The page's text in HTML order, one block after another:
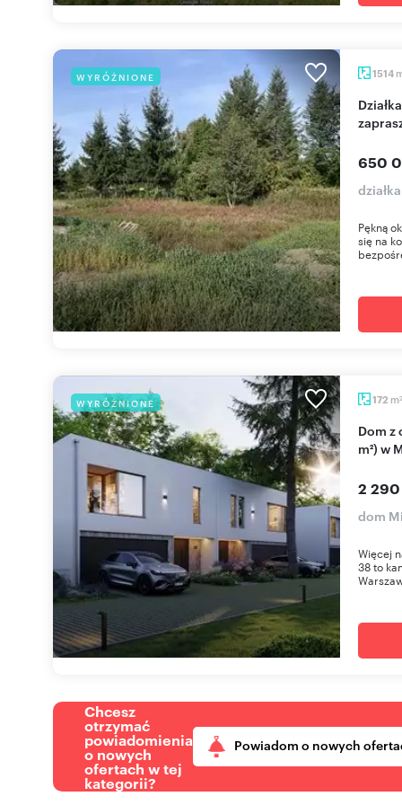
WYRÓŻNIONE 1514
Działka 1514 m² z dostępem do rzeki Zimna Woda -
650
Pękną
się na
WYRÓŻNIONE 172 m2
Dom z ogrodem, garaż, energooszczędny (172
m²) w
2
dom
Więcej
38 to
Chcesz
otrzymać
powiadomienia
o nowych
ofertach w tej
kategorii?
Powiadom o nowych